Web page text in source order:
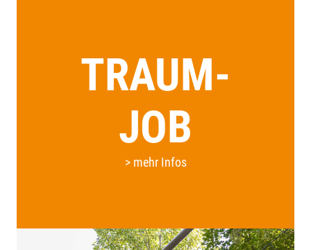
TRAUM-
JOB
> mehr Infos